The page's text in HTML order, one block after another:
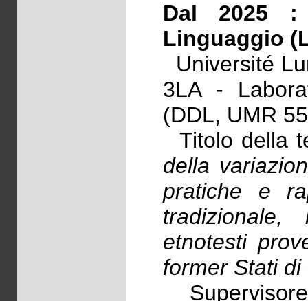
Dal 2025 :
Linguaggio
Université
3LA -
(DDL, UMR
Titolo della
della
pratiche e
etnotesti
former Stati di